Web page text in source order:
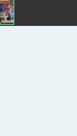
邦參議員蓋耶哥
德國馬歇爾基金
有助臺灣取得有
貿易協定」簽署
整合台灣雄厚數
與亞太經濟合作
表現，高度支持